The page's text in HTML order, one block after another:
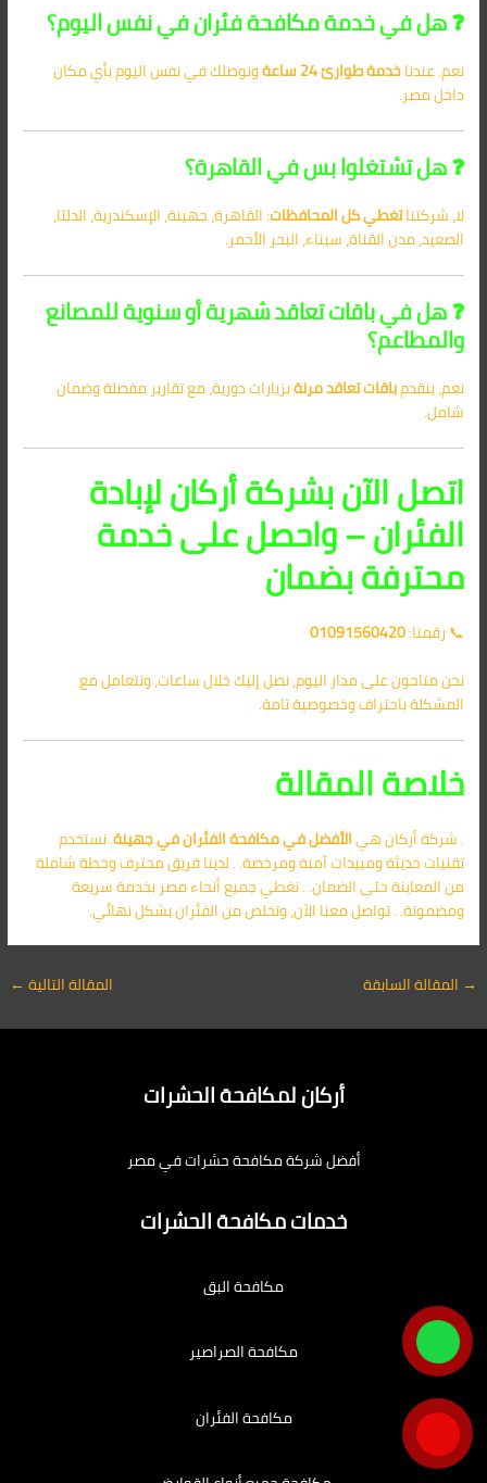
❓ هل في خدمة مكافحة فئران في نفس اليوم؟
نعم. عندناخدمة طوارئ 24 ساعة
ونوصلك في نفس اليوم بأي مكان
داخل مصر.
❓ هل تشتغلوا بس في القاهرة؟
لا، شركتناتغطي كل المحافظات: القاهرة، جهينة، الإسكندرية، الدلتا،
الصعيد، مدن القناة، سيناء، البحر الأحمر.
❓ هل في باقات تعاقد شهرية أو سنوية للمصانع
والمطاعم؟
نعم، بنقدمباقات تعاقد مرنةبزيارات دورية، مع تقارير مفصلة وضمان
شامل.
اتصل الآن بشركة أركان لإبادة
الفئران – واحصل على خدمة
محترفة بضمان
📞 رقمنا:01091560420
نحن متاحون على مدار اليوم، نصل إليك خلال ساعات، ونتعامل مع
المشكلة باحتراف وخصوصية تامة.
خلاصة المقالة
. شركة أركان هيالأفضل فيمكافحة الفئران في جهينة. نستخدم
تقنيات حديثة ومبيدات آمنة ومرخصة. . لدينا فريق محترف وخطة شاملة
من المعاينة حتى الضمان. . نغطي جميع أنحاء مصر بخدمة سريعة
ومضمونة. . تواصل معنا الآن، وتخلص من الفئران بشكل نهائي.
→ المقالة السابقة المقالة التالية←
أركان لمكافحة الحشرات
أفضل شركة مكافحة حشرات في مصر
خدمات مكافحة الحشرات
مكافحة البق
مكافحة الصراصير
مكافحة الفئران